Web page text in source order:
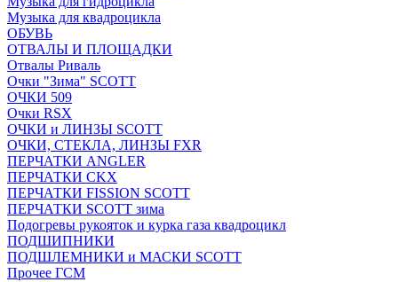
Музыка для квадроцикла
ОБУВЬ
ОТВАЛЫ И ПЛОЩАДКИ
Отвалы Риваль
Очки "Зима" SCOTT
ОЧКИ 509
Очки RSX
ОЧКИ и ЛИНЗЫ SCOTT
ОЧКИ, СТЕКЛА, ЛИНЗЫ FXR
ПЕРЧАТКИ ANGLER
ПЕРЧАТКИ CKX
ПЕРЧАТКИ FISSION SCOTT
ПЕРЧАТКИ SCOTT зима
Подогревы рукояток и курка газа квадроцикл
ПОДШИПНИКИ
ПОДШЛЕМНИКИ и МАСКИ SCOTT
Прочее ГСМ